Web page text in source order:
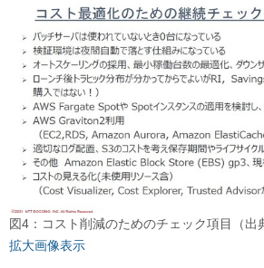
図4：コスト削減のためのチェック項目（出
拡大画像表示